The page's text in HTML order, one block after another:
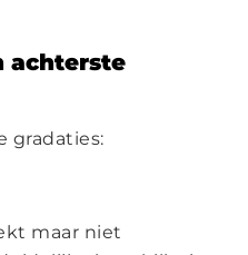
achterste
gradaties:
maar niet